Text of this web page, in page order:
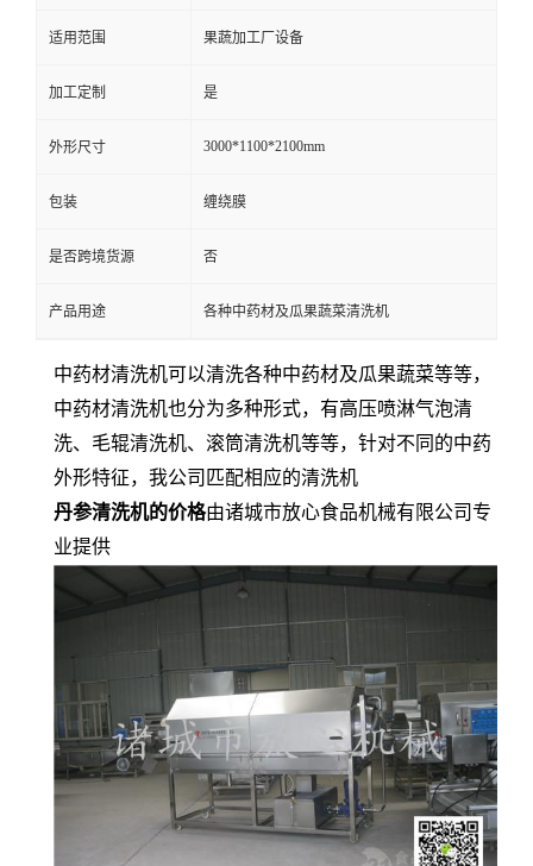
适用范围 果蔬加工厂设备
加工定制 是
外形尺寸 3000*1100*2100mm
包装 缠绕膜
是否跨境货源 否
产品用途 各种中药材及瓜果蔬菜清洗机
中药材清洗机可以清洗各种中药材及瓜果蔬菜等等，
中药材清洗机也分为多种形式，有高压喷淋气泡清
洗、毛辊清洗机、滚筒清洗机等等，针对不同的中药
外形特征，我公司匹配相应的清洗机
丹参清洗机的价格由诸城市放心食品机械有限公司专
业提供